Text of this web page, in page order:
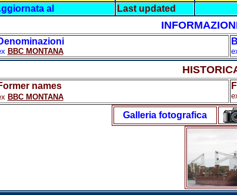
al
Last updated
BBC MONTANA
names
BBC MONTANA
Galleria fotografica